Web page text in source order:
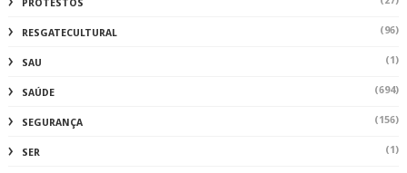
PROTESTOS
RESGATECULTURAL (96)
SAU (1)
SAÚDE (694)
SEGURANÇA (156)
SER (1)